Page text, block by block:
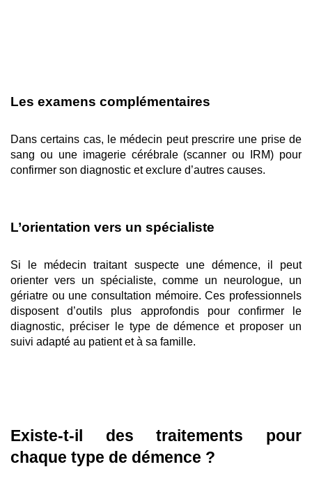
Les examens complémentaires
Dans certains cas, le médecin peut prescrire une prise de
sang ou une imagerie cérébrale (scanner ou IRM) pour
confirmer son diagnostic et exclure d’autres causes.
L’orientation vers un spécialiste
Si le médecin traitant suspecte une démence, il peut
orienter vers un spécialiste, comme un neurologue, un
gériatre ou une consultation mémoire. Ces professionnels
disposent d’outils plus approfondis pour confirmer le
diagnostic, préciser le type de démence et proposer un
suivi adapté au patient et à sa famille.
Existe-t-il des traitements pour
chaque type de démence ?